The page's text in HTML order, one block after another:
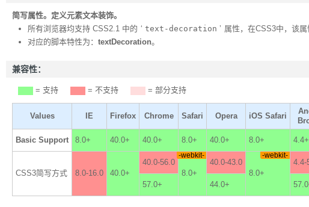
简写属性。定义元素文本装饰。
所有浏览器均支持 CSS2.1 中的
text-decoration 属性，在CSS3中，该
对应的脚本特性为： textDecoration。
兼容性：
= 支持 = 不支持 = 部分支持
Values IE Firefox Chrome Safari Opera iOS Safari
Basic Support 8.0+ 40.0+ 40.0+ 8.0+ 40.0+ 8.0+ 4.4+
CSS3简写方式 8.0-16.0 40.0+
40.0-56.0
8.0+
-webkit-
40.0-43.0
8.0+
-webkit-
4.4-
57.0+ 44.0+